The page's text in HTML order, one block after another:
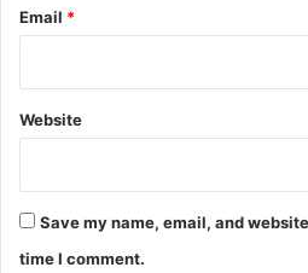
Email *
Website
Save my name, email, and
time I comment.